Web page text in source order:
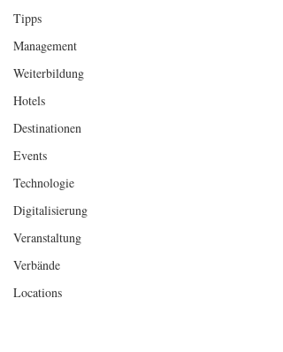
Tipps
Management
Weiterbildung
Hotels
Destinationen
Events
Technologie
Digitalisierung
Veranstaltung
Verbände
Locations